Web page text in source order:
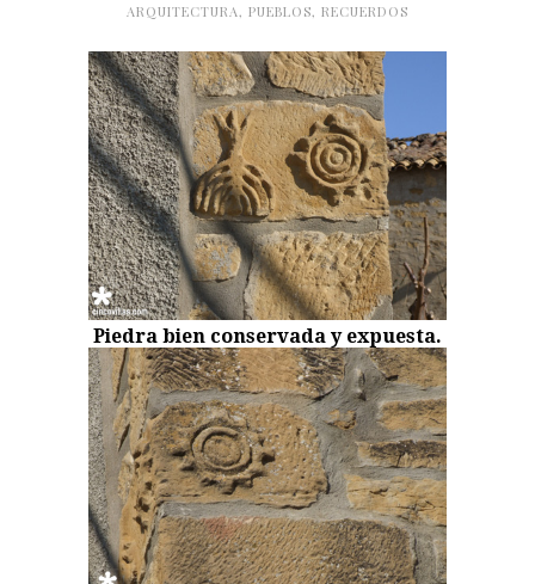
ARQUITECTURA , PUEBLOS, RECUERDOS
Piedra bien conservada y expuesta.